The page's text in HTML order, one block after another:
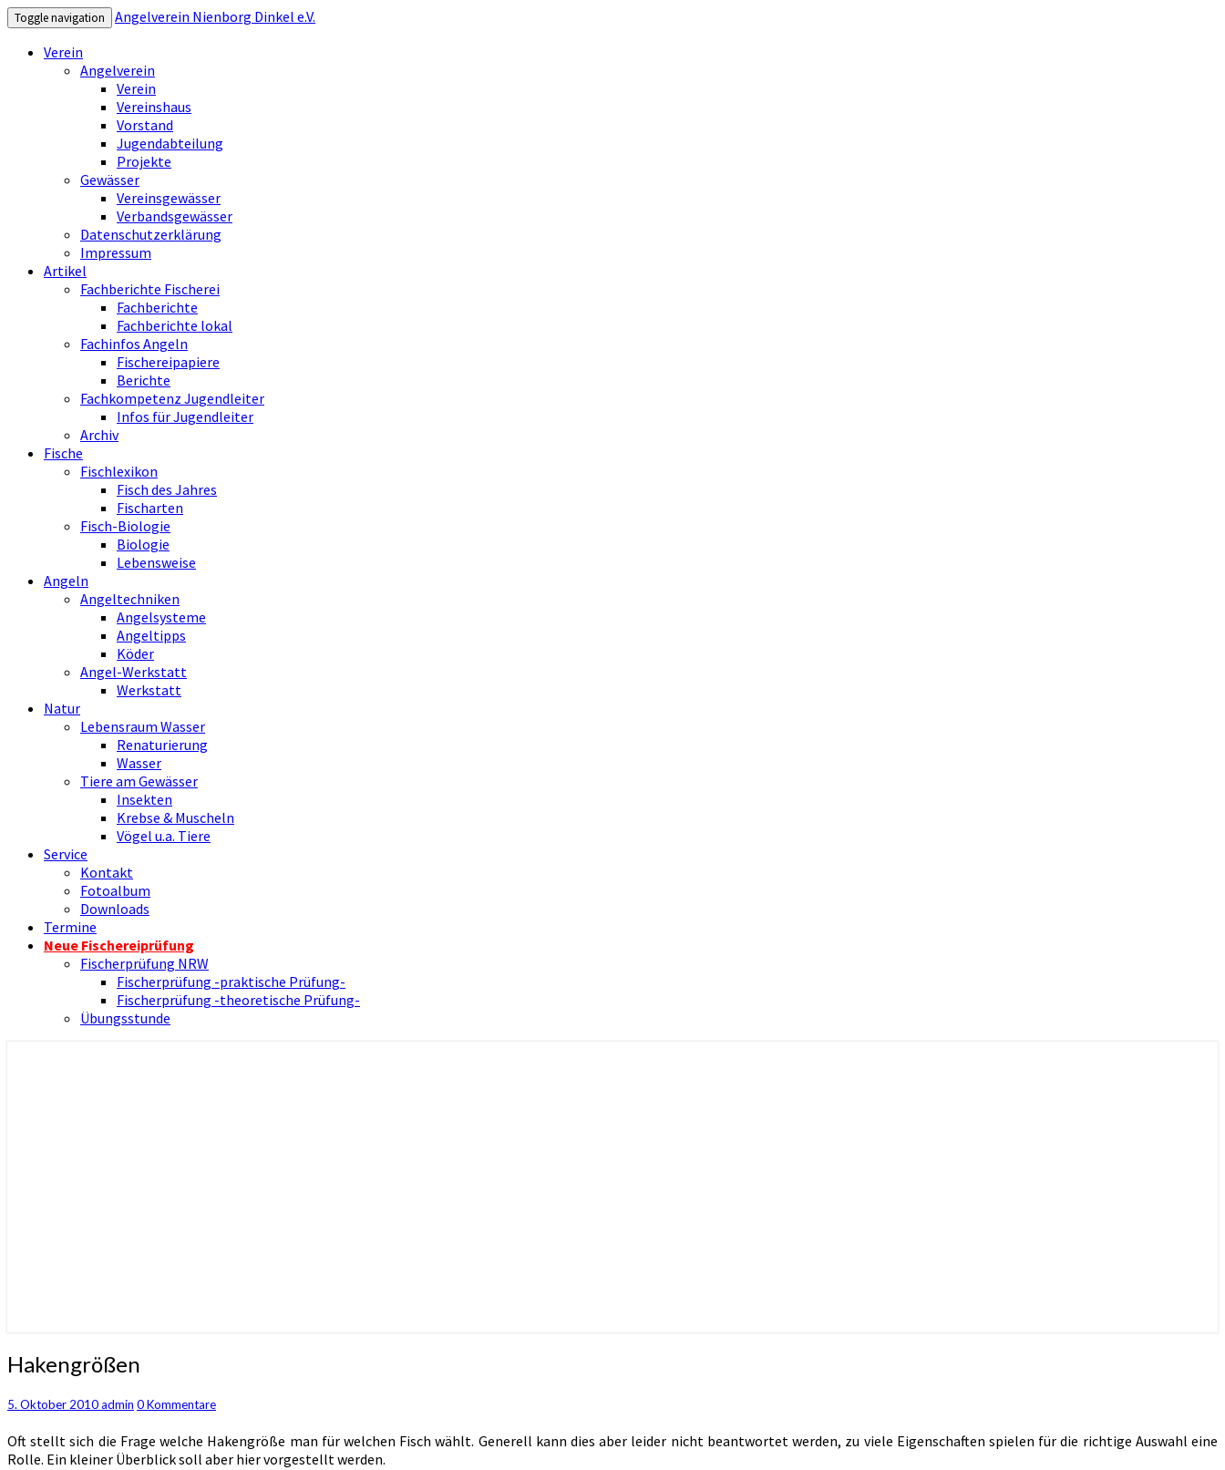
Toggle navigation
Angelverein Nienborg Dinkel e.V.
Verein
Angelverein
Verein
Vereinshaus
Vorstand
Jugendabteilung
Projekte
Gewässer
Vereinsgewässer
Verbandsgewässer
Datenschutzerklärung
Impressum
Artikel
Fachberichte Fischerei
Fachberichte
Fachberichte lokal
Fachinfos Angeln
Fischereipapiere
Berichte
Fachkompetenz Jugendleiter
Infos für Jugendleiter
Archiv
Fische
Fischlexikon
Fisch des Jahres
Fischarten
Fisch-Biologie
Biologie
Lebensweise
Angeln
Angeltechniken
Angelsysteme
Angeltipps
Köder
Angel-Werkstatt
Werkstatt
Natur
Lebensraum Wasser
Renaturierung
Wasser
Tiere am Gewässer
Insekten
Krebse & Muscheln
Vögel u.a. Tiere
Service
Kontakt
Fotoalbum
Downloads
Termine
Neue Fischereiprüfung
Fischerprüfung NRW
Fischerprüfung -praktische Prüfung-
Fischerprüfung -theoretische Prüfung-
Übungsstunde
Hakengrößen
Hakengrößen
5. Oktober 2010admin Kommentare
0 Kommentare
Oft stellt sich die Frage welche Hakengröße man für welchen Fisch wählt. Generell kann dies aber leider nicht beantwortet werden, zu viele Eigenschaften spielen für die richtige Auswahl eine
Rolle. Ein kleiner Überblick soll aber hier vorgestellt werden.